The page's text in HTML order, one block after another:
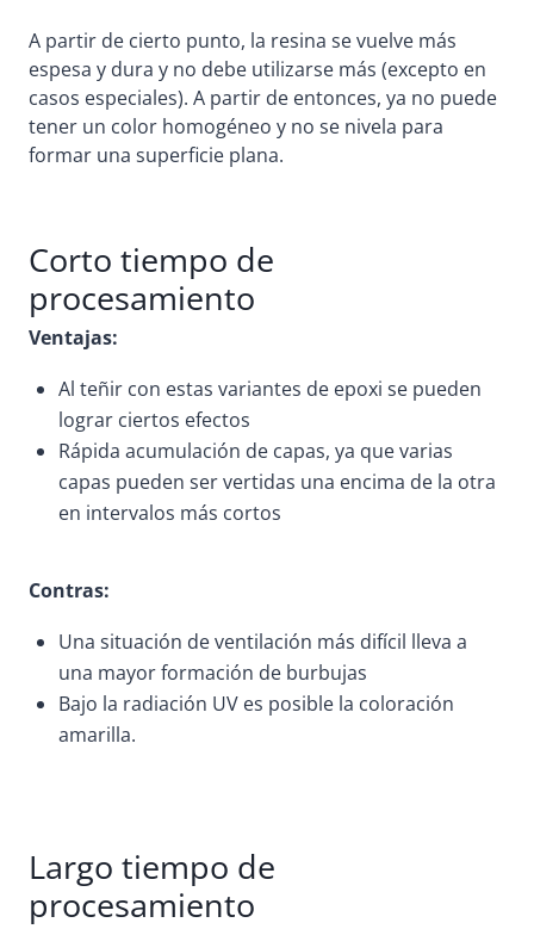
A partir de cierto punto, la resina se vuelve más
espesa y dura y no debe utilizarse más (excepto en
casos especiales). A partir de entonces, ya no puede
tener un color homogéneo y no se nivela para
formar una superficie plana.
Corto tiempo de
procesamiento
Ventajas:
Al teñir con estas variantes de epoxi se pueden
lograr ciertos efectos
Rápida acumulación de capas, ya que varias
capas pueden ser vertidas una encima de la otra
en intervalos más cortos
Contras:
Una situación de ventilación más difícil lleva a
una mayor formación de burbujas
Bajo la radiación UV es posible la coloración
amarilla.
Largo tiempo de
procesamiento